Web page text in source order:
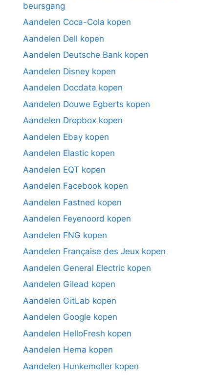
beursgang
Aandelen Coca-Cola kopen
Aandelen Dell kopen
Aandelen Deutsche Bank kopen
Aandelen Disney kopen
Aandelen Docdata kopen
Aandelen Douwe Egberts kopen
Aandelen Dropbox kopen
Aandelen Ebay kopen
Aandelen Elastic kopen
Aandelen EQT kopen
Aandelen Facebook kopen
Aandelen Fastned kopen
Aandelen Feyenoord kopen
Aandelen FNG kopen
Aandelen Française des Jeux kopen
Aandelen General Electric kopen
Aandelen Gilead kopen
Aandelen GitLab kopen
Aandelen Google kopen
Aandelen HelloFresh kopen
Aandelen Hema kopen
Aandelen Hunkemoller kopen